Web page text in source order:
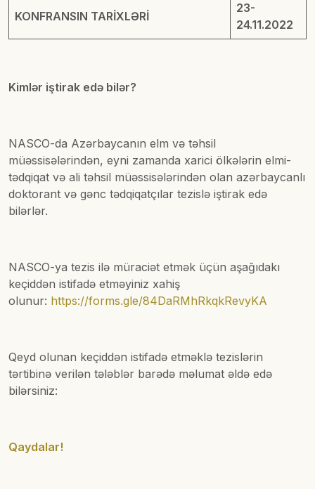
KONFRANSIN TARİXLƏRİ
23-
24.11.2022
Kimlər iştirak edə bilər?
NASCO-da Azərbaycanın elm və təhsil
müəssisələrindən, eyni zamanda xarici ölkələrin elmi-
tədqiqat və ali təhsil müəssisələrindən olan azərbaycanlı
doktorant və gənc tədqiqatçılar tezislə iştirak edə
bilərlər.
NASCO-ya tezis ilə müraciət etmək üçün aşağıdakı
keçiddən istifadə etməyiniz xahiş
olunur: https://forms.gle/84DaRMhRkqkRevyKA
Qeyd olunan keçiddən istifadə etməklə tezislərin
tərtibinə verilən tələblər barədə məlumat əldə edə
bilərsiniz:
Qaydalar!